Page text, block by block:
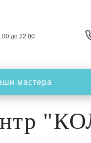
до 22.00
мастера